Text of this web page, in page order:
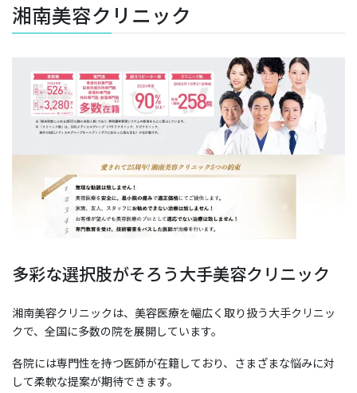
湘南美容クリニック
多彩な選択肢がそろう大手美容クリニック
湘南美容クリニックは、美容医療を幅広く取り扱う大手クリニッ
クで、全国に多数の院を展開しています。
各院には専門性を持つ医師が在籍しており、さまざまな悩みに対
して柔軟な提案が期待できます。